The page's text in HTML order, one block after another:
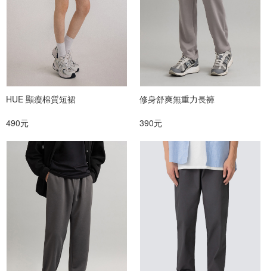
HUE 顯瘦棉質短裙
490元
修身舒爽無重力長褲
390元